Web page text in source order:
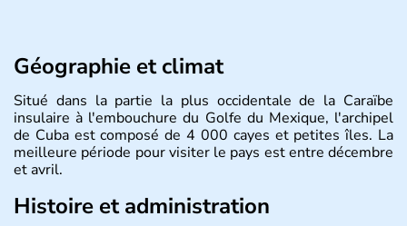
Géographie et climat
Situé dans la partie la plus occidentale de la Caraïbe
insulaire à l'embouchure du Golfe du Mexique, l'archipel
de Cuba est composé de 4 000 cayes et petites îles. La
meilleure période pour visiter le pays est entre décembre
et avril.
Histoire et administration